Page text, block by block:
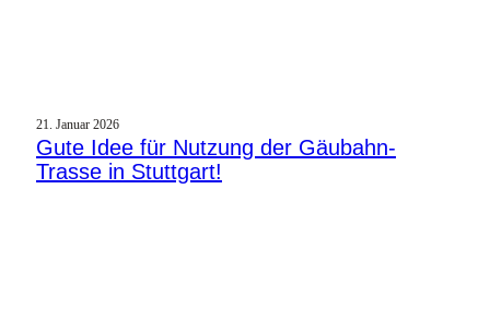
21. Januar 2026
Gute Idee für Nutzung der Gäubahn-
Trasse in Stuttgart!